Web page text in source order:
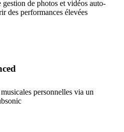
de photos et vidéos auto-
des performances élevées
personnelles via un